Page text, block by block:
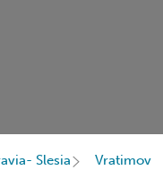
Slesia Vratimov